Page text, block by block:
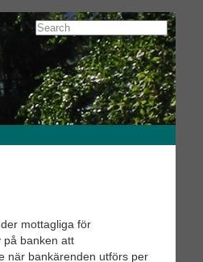
mottagliga för
på banken att
när bankärenden utförs per